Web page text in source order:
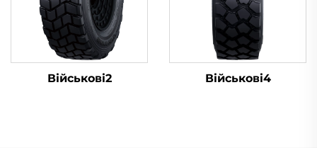
Військові2 Військові4